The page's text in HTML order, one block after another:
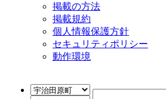
掲載の方法
掲載規約
個人情報保護方針
セキュリティポリシー
動作環境